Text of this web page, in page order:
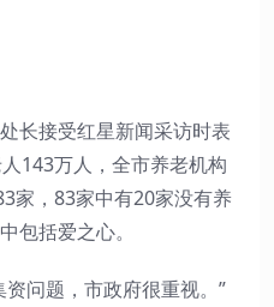
长接受红星新闻采访时表
143万人，全市养老机构
家，83家中有20家没有养
包括爱之心。
问题，市政府很重视。”